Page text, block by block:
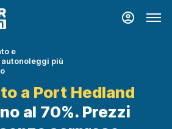
e
più
a Port Hedland
al 70%. Prezzi